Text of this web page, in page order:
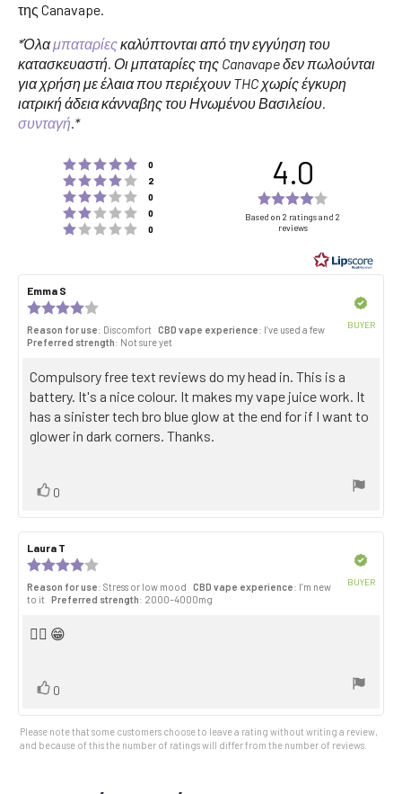
της Canavape.
*Όλαμπαταρίεςκαλύπτονται από την εγγύηση του
κατασκευαστή. Οι μπαταρίες της Canavape δεν πωλούνται
για χρήση με έλαια που περιέχουν THC χωρίς έγκυρη
ιατρική άδεια κάνναβης του Ηνωμένου Βασιλείου.
συνταγή.*
Rating 5 out of 5 stars
0
Rating 4 out of 5 stars
2
Rating 3 out of 5 stars
0
Rating 2 out of 5 stars
0
Rating 1 out of 5 stars
0
4.0
4.0
of
5
stars
Based on 2 ratings and 2
reviews
Review
author:
Emma S
date:
4.0
out
5
stars
Reason for use: Discomfort CBD vape experience: I’ve used a few
Preferred strength: Not sure yet
BUYER
Review
text:
Compulsory free text reviews do my head in. This is a
battery. It's a nice colour. It makes my vape juice work. It
has a sinister tech bro blue glow at the end for if I want to
glower in dark corners. Thanks.
Vote
0
Review
author:
Laura T
date:
4.0
out
Reason for use: Stress or low mood CBD vape experience: I’m new
to it
Preferred strength: 2000–4000mg
BUYER
Review
✌🏽 😁
Vote
0
Please note that some customers choose to leave a rating without writing a review,
and because of this the number of ratings will differ from the number of reviews.